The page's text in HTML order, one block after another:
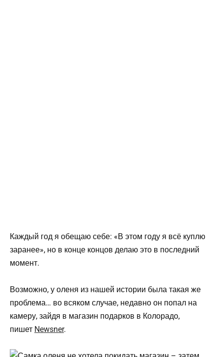
Каждый год я обещаю себе: «В этом году я всё куплю
заранее», но в конце концов делаю это в последний
момент.
Возможно, у оленя из нашей истории была такая же
проблема… во всяком случае, недавно он попал на
камеру, зайдя в магазин подарков в Колорадо,
пишет Newsner.